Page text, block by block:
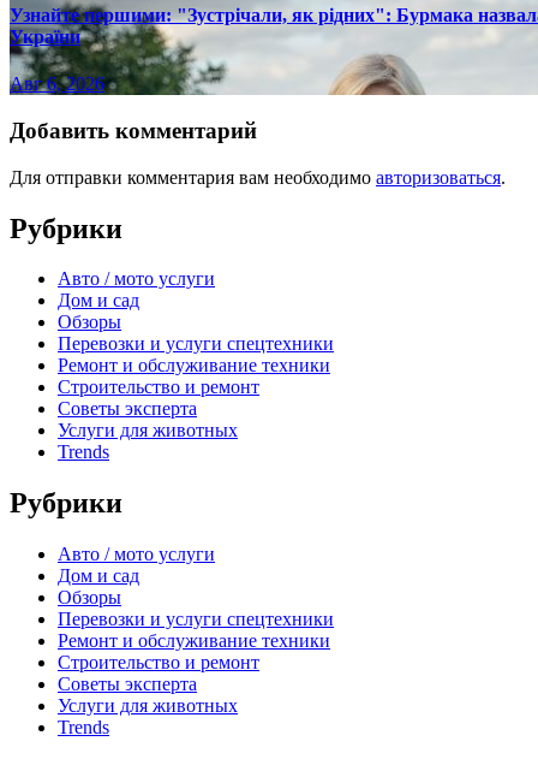
Узнайте першими: "Зустрічали, як рідних": Бурмака
України
Авг 6, 2026
Добавить комментарий
Для отправки комментария вам необходимо авторизоваться.
Рубрики
Авто / мото услуги
Дом и сад
Обзоры
Перевозки и услуги спецтехники
Ремонт и обслуживание техники
Строительство и ремонт
Советы эксперта
Услуги для животных
Trends
Рубрики
Авто / мото услуги
Дом и сад
Обзоры
Перевозки и услуги спецтехники
Ремонт и обслуживание техники
Строительство и ремонт
Советы эксперта
Услуги для животных
Trends